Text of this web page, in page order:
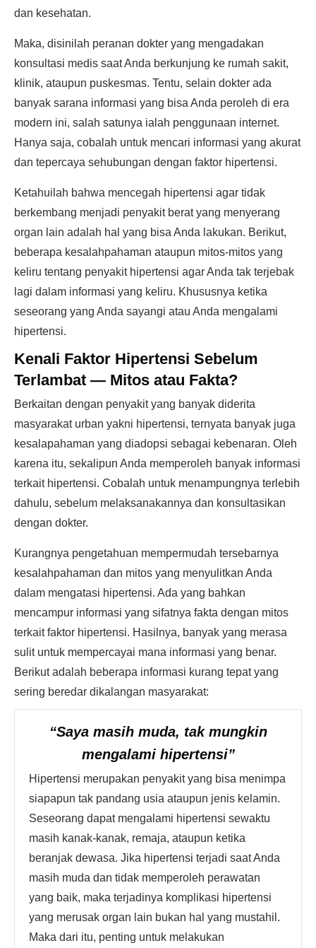
dan kesehatan.
Maka, disinilah peranan dokter yang mengadakan
konsultasi medis saat Anda berkunjung ke rumah sakit,
klinik, ataupun puskesmas. Tentu, selain dokter ada
banyak sarana informasi yang bisa Anda peroleh di era
modern ini, salah satunya ialah penggunaan internet.
Hanya saja, cobalah untuk mencari informasi yang akurat
dan tepercaya sehubungan dengan faktor hipertensi.
Ketahuilah bahwa mencegah hipertensi agar tidak
berkembang menjadi penyakit berat yang menyerang
organ lain adalah hal yang bisa Anda lakukan. Berikut,
beberapa kesalahpahaman ataupun mitos-mitos yang
keliru tentang penyakit hipertensi agar Anda tak terjebak
lagi dalam informasi yang keliru. Khususnya ketika
seseorang yang Anda sayangi atau Anda mengalami
hipertensi.
Kenali Faktor Hipertensi Sebelum
Terlambat — Mitos atau Fakta?
Berkaitan dengan penyakit yang banyak diderita
masyarakat urban yakni hipertensi, ternyata banyak juga
kesalapahaman yang diadopsi sebagai kebenaran. Oleh
karena itu, sekalipun Anda memperoleh banyak informasi
terkait hipertensi. Cobalah untuk menampungnya terlebih
dahulu, sebelum melaksanakannya dan konsultasikan
dengan dokter.
Kurangnya pengetahuan mempermudah tersebarnya
kesalahpahaman dan mitos yang menyulitkan Anda
dalam mengatasi hipertensi. Ada yang bahkan
mencampur informasi yang sifatnya fakta dengan mitos
terkait faktor hipertensi. Hasilnya, banyak yang merasa
sulit untuk mempercayai mana informasi yang benar.
Berikut adalah beberapa informasi kurang tepat yang
sering beredar dikalangan masyarakat:
“Saya masih muda, tak mungkin
mengalami hipertensi”
Hipertensi merupakan penyakit yang bisa menimpa
siapapun tak pandang usia ataupun jenis kelamin.
Seseorang dapat mengalami hipertensi sewaktu
masih kanak-kanak, remaja, ataupun ketika
beranjak dewasa. Jika hipertensi terjadi saat Anda
masih muda dan tidak memperoleh perawatan
yang baik, maka terjadinya komplikasi hipertensi
yang merusak organ lain bukan hal yang mustahil.
Maka dari itu, penting untuk melakukan